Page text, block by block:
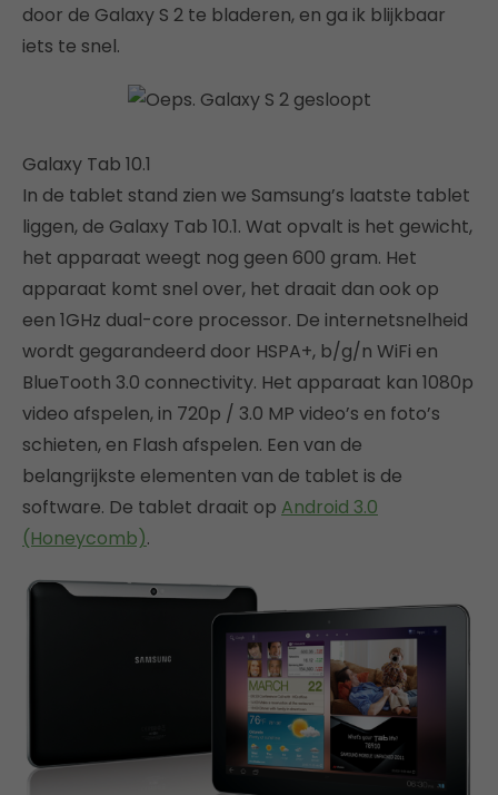
door de Galaxy S 2 te bladeren, en ga ik blijkbaar
iets te snel.
Galaxy Tab 10.1
In de tablet stand zien we Samsung’s laatste tablet
liggen, de Galaxy Tab 10.1. Wat opvalt is het gewicht,
het apparaat weegt nog geen 600 gram. Het
apparaat komt snel over, het draait dan ook op
een 1GHz dual-core processor. De internetsnelheid
wordt gegarandeerd door HSPA+, b/g/n WiFi en
BlueTooth 3.0 connectivity. Het apparaat kan 1080p
video afspelen, in 720p / 3.0 MP video’s en foto’s
schieten, en Flash afspelen. Een van de
belangrijkste elementen van de tablet is de
software. De tablet draait op Android 3.0
(Honeycomb).